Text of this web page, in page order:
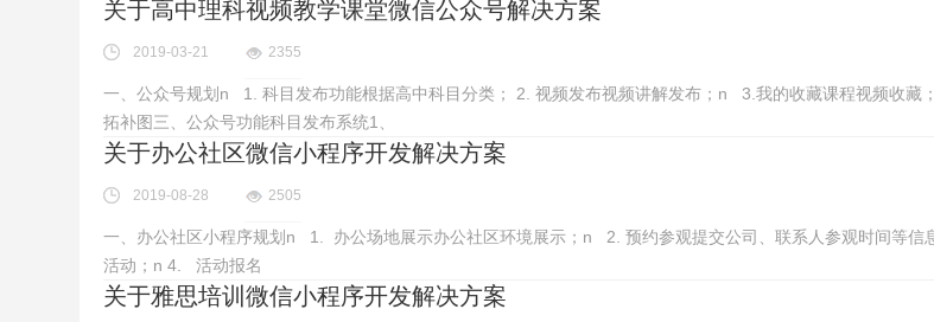
关于高中理科视频教学课堂微信公众号解决方案
2019-03-21 2355
一、公众号规划n 1. 科目发布功能根据高中科目分类； 2. 视频发布视频讲解发布；n 3.我的收藏课程视频收
拓补图三、公众号功能科目发布系统1、
关于办公社区微信小程序开发解决方案
2019-08-28 2505
一、办公社区小程序规划n 1. 办公场地展示办公社区环境展示；n 2. 预约参观提交公司、联系人参观时间等
活动；n 4. 活动报名
关于雅思培训微信小程序开发解决方案